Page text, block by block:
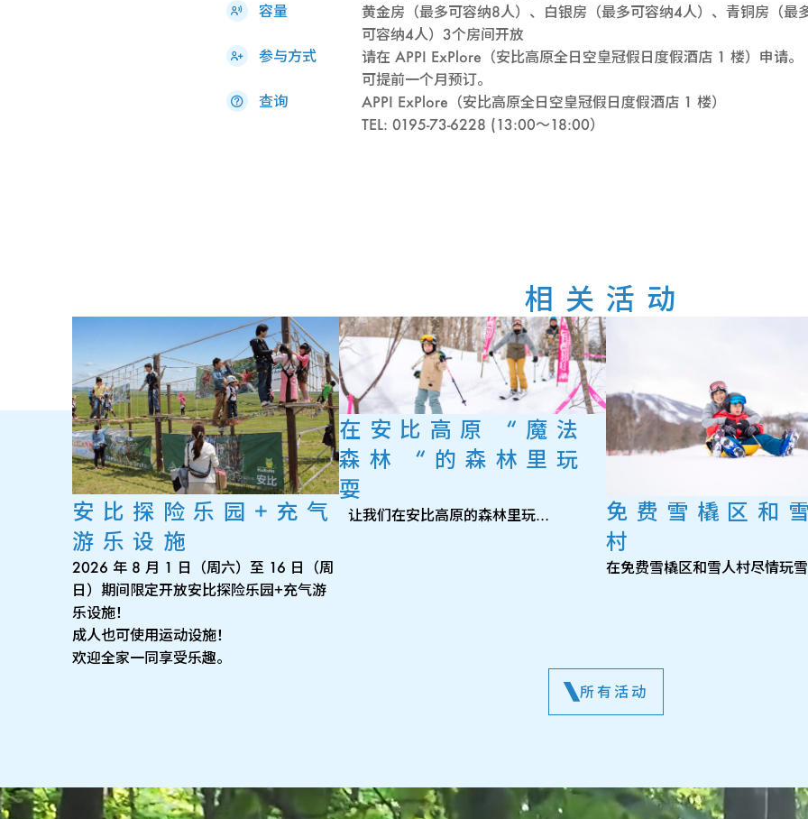
容量
黄金房（最多可容纳8人）、白银房（最多可容纳4人）、青铜房（最
可容纳4人）3个房间开放
参与方式
请在 APPI ExPlore（安比高原全日空皇冠假日度假酒店 1 楼）申请。
可提前一个月预订。
查询
APPI ExPlore（安比高原全日空皇冠假日度假酒店 1 楼）
TEL: 0195-73-6228 (13:00～18:00）
相关活动
安比探险乐园+充气
游乐设施
2026 年 8 月 1 日（周六）至 16 日（周
日）期间限定开放安比探险乐园+充气游
乐设施！
成人也可使用运动设施！
欢迎全家一同享受乐趣。
在安比高原 “魔法
森林 “的森林里玩
耍
让我们在安比高原的森林里玩…
免费雪橇区和
村
在免费雪橇区和雪人村尽情玩
所有活动